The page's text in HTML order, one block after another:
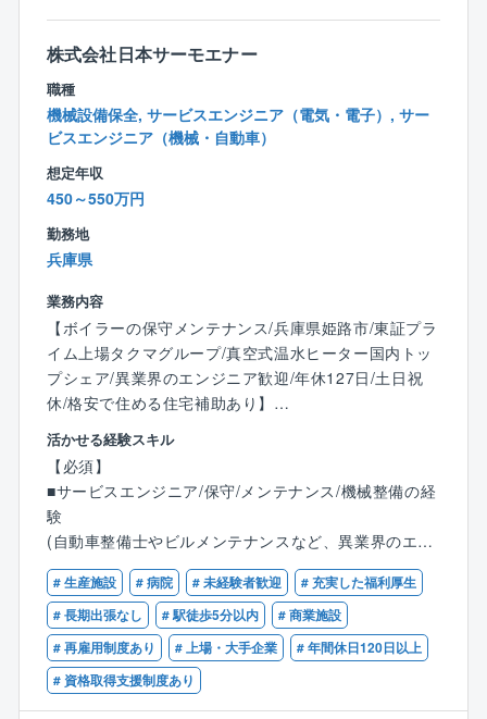
【スキルアップ支援】
■研修制度（技術研修、現場研修など）
■各種表彰制度
■通信教育補助制度（講座終了証を得れば60%～100％
を会社が費用負担）
■資格取得奨励金制度（最高10万円/件）
◎給与以外の面でも研修費用など社員の成長に対する
投資は惜しみません！
【研修制度】
■入社時研修
研修チームによる配属前研修を約1か月実施いたしま
す。
工具や計測機器等の使用方法をはじめ、電気・機械の
基礎知識を学ぶ座学研修に加え、
自社の研修センターにて、自社で作成した独自キット
ナーや半導体製造装置などの実機を用いた実践的な研
修も行います。
基礎からしっかり学べるため、業務に必要な基本スキ
ルを身につけた状態で現場に配属されます。
■入社後研修
配属後も、技術研修やヒューマン・ビジネス研修を通
じて継続的なスキルアップを支援しています。
技術研修では、資格取得に向けた研修や法定教育
（例：高圧・特別高圧電気取扱特別教育、職長教育
等）を実施しております。
株式会社日本サーモエナー
職種
機械設備保全, サービスエンジニア（電気・電子）, サー
ビスエンジニア（機械・自動車）
想定年収
450～550万円
勤務地
兵庫県
業務内容
【ボイラーの保守メンテナンス/兵庫県姫路市/東証プラ
イム上場タクマグループ/真空式温水ヒーター国内トッ
プシェア/異業界のエンジニア歓迎/年休127日/土日祝
休/格安で住める住宅補助あり】
■業務内容：
同社は商業施設や病院、工場等で利用されるボイラや
ヒータのメーカーです。開発からメンテナンスまで対
応しているため、顧客に寄り添った提案が可能となり
ます。同社にてボイラの保守・メンテナンスをお任せ
します。
■業務詳細：
各種ボイラ及び周辺機器の製品内における試運転業
務、修理対応、顧客管理、アフターメンテナンス、更
活かせる経験スキル
【必須】
■サービスエンジニア/保守/メンテナンス/機械整備の経
験
(自動車整備士やビルメンテナンスなど、異業界のエン
ジニアから転職された方が活躍中！)
【歓迎】
■ボイラ等の業務関連に関する知識、資格
■普通自動車免許第一種
# 生産施設 # 病院 # 未経験者歓迎
# 充実した福利厚生
# 長期出張なし
# 駅徒歩5分以内
# 商業施設
# 再雇用制度あり
# 上場・大手企業
# 年間休日120日以上
# 資格取得支援制度あり